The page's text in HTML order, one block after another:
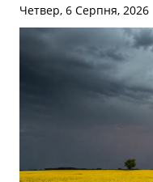
Четвер, 6 Серпня, 2026